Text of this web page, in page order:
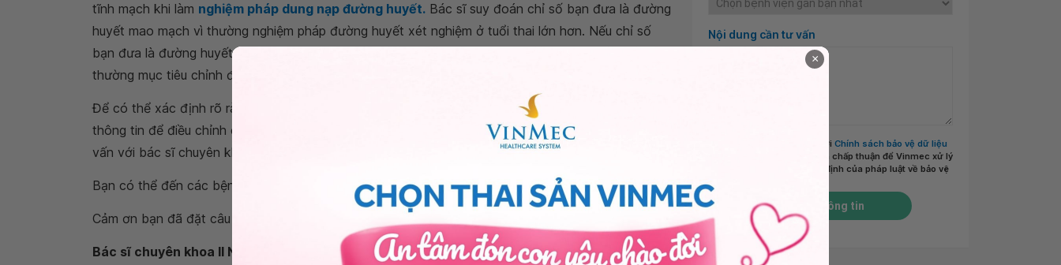
tĩnh mạch khi làm nghiệm pháp dung nạp đường huyết. Bác sĩ suy đoán chỉ số bạn đưa là đường
huyết mao mạch vì thường nghiệm pháp đường huyết xét nghiệm ở tuổi thai lớn hơn. Nếu chỉ số
bạn đưa là đường huyết mao mạch thì chỉ số đường huyết sau ăn 1 giờ của bạn hơi cao (thông
thường mục tiêu chỉnh đường huyết sau ăn 1 giờ của phụ nữ mang thai là dưới 7.8mmol/L).
Để có thể xác định rõ ràng nguy cơ, chẩn đoán bệnh lý tiểu đường thai kỳvà được cung cấp các
thông tin để điều chỉnh chế độ ăn hợp lý, an toàn cho mẹ và tốt cho thai nhi, bạn có thể khám, tư
vấn với bác sĩ chuyên khoa Nội tiết.
Bạn có thể đến các bệnh viện thuộc Hệ thống Y tế Vinmec để được tư vấn kỹ càng hơn.
Cảm ơn bạn đã đặt câu hỏi tới . Trân trọng!
Bác sĩ chuyên khoa II Nguyễn Thu Hoài
- Trưởng đơn nguyên phòng khám Sản - Trung tâm Phụ
Nội dung cần tư vấn
Tôi đã đọc và đồng ý với Chính sách bảo vệ dữ liệu
và chấp thuận để Vinmec xử lý
DLCN của tôi theo quy định của pháp luật về bảo vệ
Gửi thông tin
×